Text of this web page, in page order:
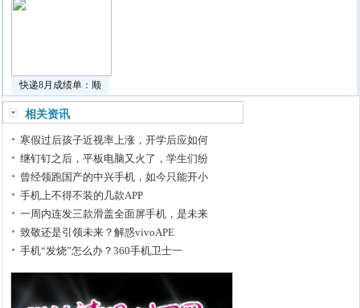
快递8月成绩单：顺
相关资讯
寒假过后孩子近视率上涨，开学后应如何
继钉钉之后，平板电脑又火了，学生们纷
曾经领跑国产的中兴手机，如今只能开小
手机上不得不装的几款APP
一周内连发三款滑盖全面屏手机，是未来
致敬还是引领未来？解惑vivoAPE
手机“发烧”怎么办？360手机卫士一